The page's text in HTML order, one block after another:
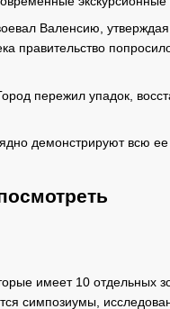
Валенсию,
правительство
пережил упадок,
демонстрируют всю
имеет 10 отдельных
симпозиумы,